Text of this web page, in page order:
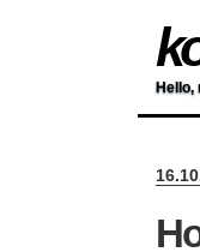
Hello,